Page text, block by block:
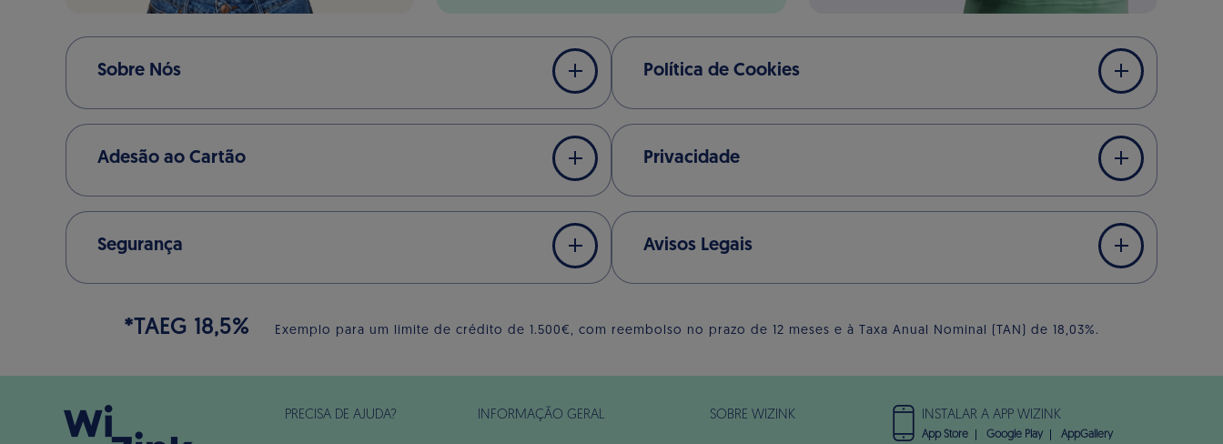
Sobre Nós
Adesão ao Cartão
Segurança
Política de Cookies
Privacidade
Avisos Legais
*TAEG 18,5% Exemplo para um limite de crédito de 1.500€, com reembolso no prazo de 12 meses e à Taxa Anual Nominal (TAN) de 18,03%.
PRECISA DE AJUDA? INFORMAÇÃO GERAL SOBRE WIZINK INSTALAR A APP WIZINK
App Store Google Play AppGallery